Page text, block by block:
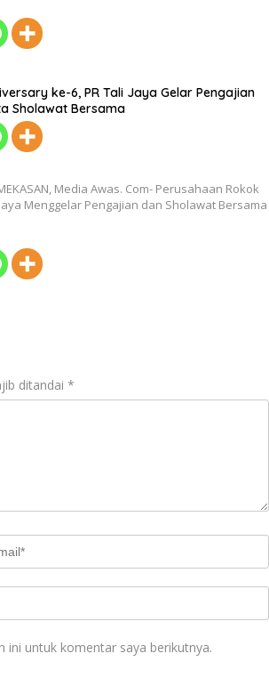
ke-6, PR Tali Jaya Gelar Pengajian
Sholawat Bersama
Media Awas. Com- Perusahaan Rokok
Menggelar Pengajian dan Sholawat Bersama
ditandai *
ini untuk komentar saya berikutnya.